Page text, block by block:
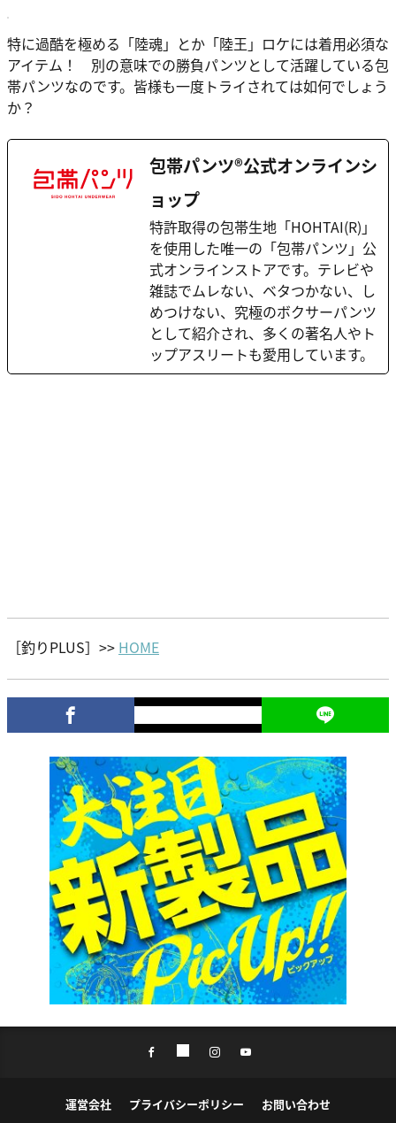
特に過酷を極める「陸魂」とか「陸王」ロケには着用必須な
アイテム！ 別の意味での勝負パンツとして活躍している包
帯パンツなのです。皆様も一度トライされては如何でしょう
か？
包帯パンツ®公式オンラインシ
ョップ
特許取得の包帯生地「HOHTAI(R)」
を使用した唯一の「包帯パンツ」公
式オンラインストアです。テレビや
雑誌でムレない、ベタつかない、し
めつけない、究極のボクサーパンツ
として紹介され、多くの著名人やト
ップアスリートも愛用しています。
［釣りPLUS］>> HOME
運営会社 プライバシーポリシー お問い合わせ